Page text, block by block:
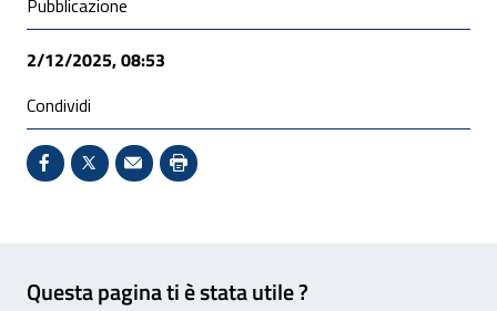
2/12/2025, 08:53
Condividi
Condividi su Facebook - Sito esterno - Apertura in
X - Sito esterno - Apertura in nuova finestra
Invio Mail: apre il programma di posta
Stampa pagina: scelta meno
Questa pagina ti è stata utile ?